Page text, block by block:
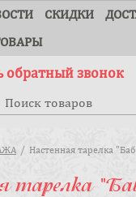
СКИДКИ
обратный звонок
Настенная тарелка
тарелка